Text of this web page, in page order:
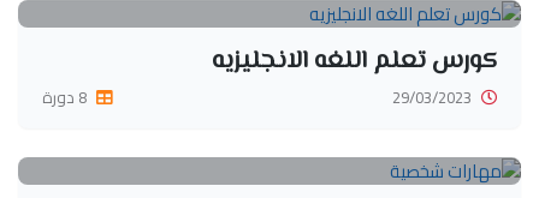
كورس تعلم اللغه الانجليزيه
29/03/2023 8 دورة